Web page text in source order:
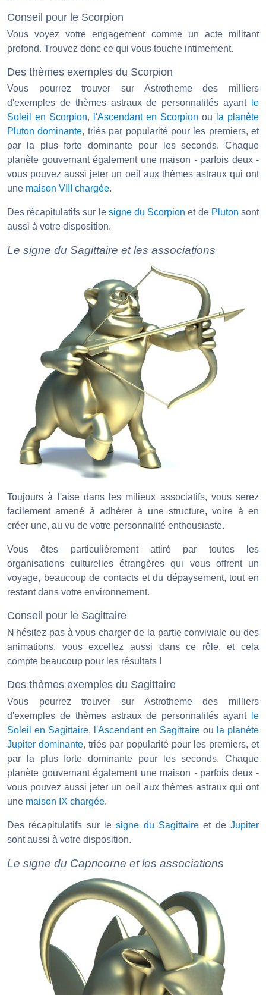
Conseil pour le Scorpion
Vous voyez votre engagement comme un acte militant
profond. Trouvez donc ce qui vous touche intimement.
Des thèmes exemples du Scorpion
Vous pourrez trouver sur Astrotheme des milliers
d'exemples de thèmes astraux de personnalités ayant
le
Soleil en Scorpion, l'Ascendant en Scorpion ou
la planète
Pluton dominante, triés par popularité pour les premiers, et
par la plus forte dominante pour les seconds. Chaque
planète gouvernant également une maison - parfois deux -
vous pouvez aussi jeter un oeil aux thèmes astraux qui ont
une maison VIII chargée.
Des récapitulatifs sur le signe du Scorpion et de Pluton sont
aussi à votre disposition.
Le signe du Sagittaire et les associations
Toujours à l'aise dans les milieux associatifs, vous serez
facilement amené à adhérer à une structure, voire à en
créer une, au vu de votre personnalité enthousiaste.
Vous êtes particulièrement attiré par toutes les
organisations culturelles étrangères qui vous offrent un
voyage, beaucoup de contacts et du dépaysement, tout en
restant dans votre environnement.
Conseil pour le Sagittaire
N'hésitez pas à vous charger de la partie conviviale ou des
animations, vous excellez aussi dans ce rôle, et cela
compte beaucoup pour les résultats !
Des thèmes exemples du Sagittaire
Vous pourrez trouver sur Astrotheme des milliers
d'exemples de thèmes astraux de personnalités ayant
le
Soleil en Sagittaire, l'Ascendant en Sagittaire ou la planète
Jupiter dominante, triés par popularité pour les premiers, et
par la plus forte dominante pour les seconds. Chaque
planète gouvernant également une maison - parfois deux -
vous pouvez aussi jeter un oeil aux thèmes astraux qui ont
une maison IX chargée.
Des récapitulatifs sur lesigne du Sagittaire et deJupiter
sont aussi à votre disposition.
Le signe du Capricorne et les associations